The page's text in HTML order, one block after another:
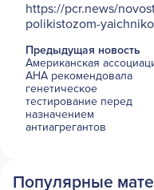
https://pcr.news/
polikistozom-
Предыдущая новость
Американская
AHA рекомендовала
генетическое
тестирование перед
назначением
антиагрегантов
Популярные